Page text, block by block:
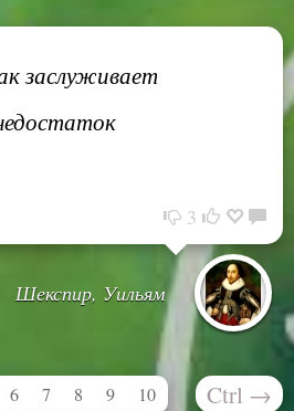
заслуживает
3
Шекспир, Уильям
6 7 8 9 10 Ctrl →